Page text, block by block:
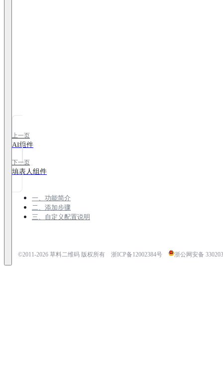
上一页
AI组件
下一页
填表人组件
一、功能简介
二、添加步骤
三、自定义配置说明
©2011-2026草料二维码 版权所有 浙ICP备12002384号 浙公网安备